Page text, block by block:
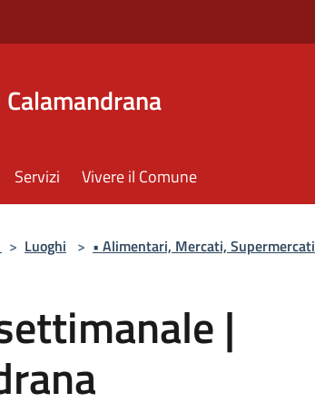
Servizi Vivere il Comune
> Luoghi > • Alimentari, Mercati, Supermercati
|